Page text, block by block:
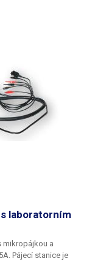
laboratorním
mikropájkou a
Pájecí stanice je